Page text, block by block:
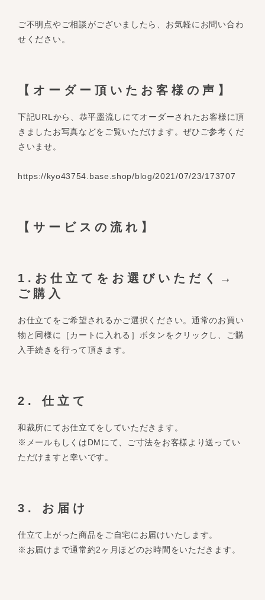
ご不明点やご相談がございましたら、お気軽にお問い合わ
せください。
【オーダー頂いたお客様の声】
下記URLから、恭平墨流しにてオーダーされたお客様に頂
きましたお写真などをご覧いただけます。ぜひご参考くだ
さいませ。
https://kyo43754.base.shop/blog/2021/07/23/173707
【サービスの流れ】
1.お仕立てをお選びいただく→
ご購入
お仕立てをご希望されるかご選択ください。通常のお買い
物と同様に［カートに入れる］ボタンをクリックし、ご購
入手続きを行って頂きます。
2. 仕立て
和裁所にてお仕立てをしていただきます。
※メールもしくはDMにて、ご寸法をお客様より送ってい
ただけますと幸いです。
3. お届け
仕立て上がった商品をご自宅にお届けいたします。
※お届けまで通常約2ヶ月ほどのお時間をいただきます。